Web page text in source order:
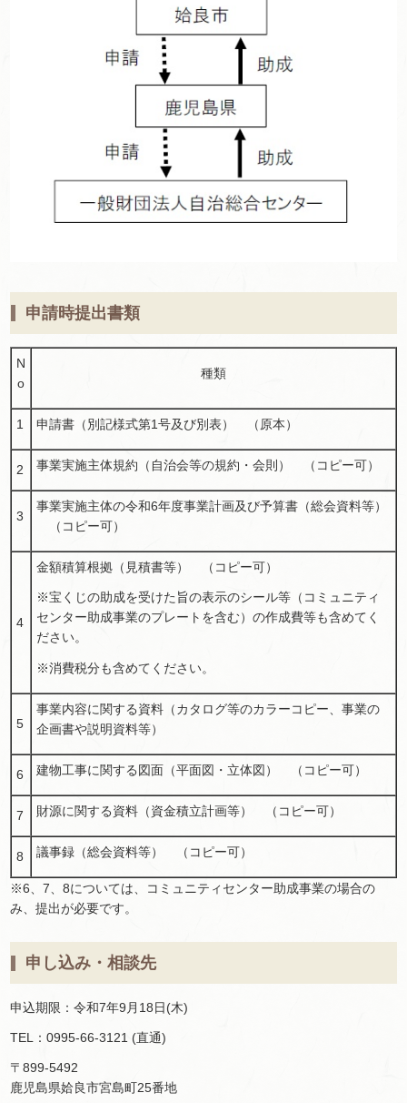
申請時提出書類
N
o
種類
1 申請書（別記様式第1号及び別表） （原本）
2 事業実施主体規約（自治会等の規約・会則） （コピー可）
3
事業実施主体の令和6年度事業計画及び予算書（総会資料等）
（コピー可）
4
金額積算根拠（見積書等） （コピー可）
※宝くじの助成を受けた旨の表示のシール等（コミュニティ
センター助成事業のプレートを含む）の作成費等も含めてく
ださい。
※消費税分も含めてください。
5
事業内容に関する資料（カタログ等のカラーコピー、事業の
企画書や説明資料等）
6 建物工事に関する図面（平面図・立体図） （コピー可）
7 財源に関する資料（資金積立計画等） （コピー可）
8 議事録（総会資料等） （コピー可）
※6、7、8については、コミュニティセンター助成事業の場合の
み、提出が必要です。
申し込み・相談先
申込期限：令和7年9月18日(木)
TEL：0995-66-3121 (直通)
〒899-5492
鹿児島県姶良市宮島町25番地